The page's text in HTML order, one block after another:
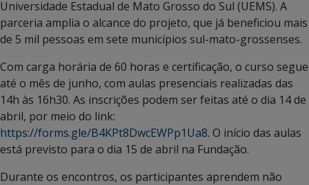
Universidade Estadual de Mato Grosso do Sul (UEMS). A
parceria amplia o alcance do projeto, que já beneficiou mais
de 5 mil pessoas em sete municípios sul-mato-grossenses.
Com carga horária de 60 horas e certificação, o curso segue
até o mês de junho, com aulas presenciais realizadas das
14h às 16h30. As inscrições podem ser feitas até o dia 14 de
abril, por meio do link:
https://forms.gle/B4KPt8DwcEWPp1Ua8. O início das aulas
está previsto para o dia 15 de abril na Fundação.
Durante os encontros, os participantes aprendem não